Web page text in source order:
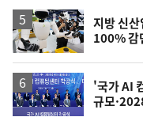
지방 신산
100% 감
'국가 AI
규모